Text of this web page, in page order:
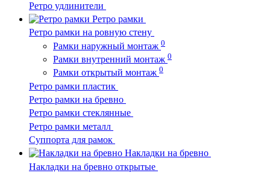
Ретро удлинители
Ретро рамки
Ретро рамки на ровную стену
Рамки наружный монтаж 0
Рамки внутренний монтаж 0
Рамки открытый монтаж 0
Ретро рамки пластик
Ретро рамки на бревно
Ретро рамки стеклянные
Ретро рамки металл
Суппорта для рамок
Накладки на бревно
Накладки на бревно открытые